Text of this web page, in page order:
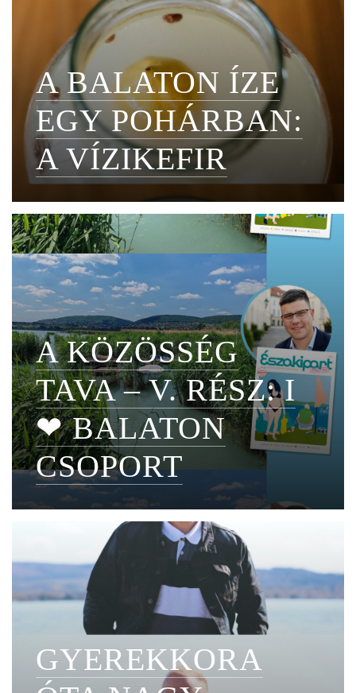
A BALATON ÍZE
EGY POHÁRBAN:
A VÍZIKEFIR
A KÖZÖSSÉG
TAVA – V. RÉSZ: I
❤ BALATON
CSOPORT
GYEREKKORA